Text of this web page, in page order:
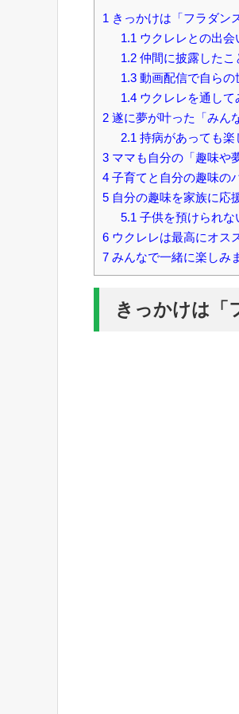
1 きっかけは「フラダン
1.1 ウクレレとの出会
1.2仲間に披露したこ
1.3動画配信で自らの
1.4ウクレレを通して
2 遂に夢が叶った「みん
2.1 持病があっても楽
3 ママも自分の「趣味や
4 子育てと自分の趣味の
5 自分の趣味を家族に応
5.1 子供を預けられな
6 ウクレレは最高にオス
7 みんなで一緒に楽しみ
きっかけは「